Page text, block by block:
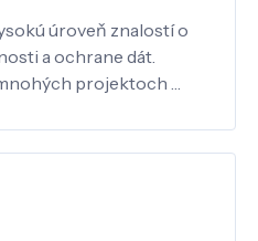
úroveň znalostí o
a ochrane dát.
projektoch …